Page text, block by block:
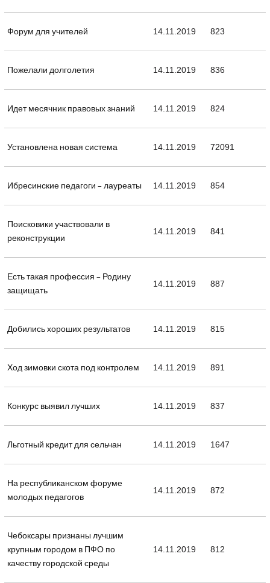
Форум для учителей 14.11.2019 823
Пожелали долголетия 14.11.2019 836
Идет месячник правовых знаний 14.11.2019 824
Установлена новая система 14.11.2019 72091
Ибресинские педагоги – лауреаты 14.11.2019 854
Поисковики участвовали в
реконструкции
14.11.2019 841
Есть такая профессия – Родину
защищать
14.11.2019 887
Добились хороших результатов 14.11.2019 815
Ход зимовки скота под контролем 14.11.2019 891
Конкурс выявил лучших 14.11.2019 837
Льготный кредит для сельчан 14.11.2019 1647
На республиканском форуме
молодых педагогов
14.11.2019 872
Чебоксары признаны лучшим
крупным городом в ПФО по
качеству городской среды
14.11.2019 812